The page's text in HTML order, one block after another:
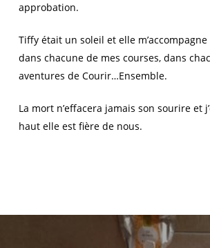
approbation.
Tiffy était un soleil et elle
dans chacune de mes courses, dans
aventures de Courir…Ensemble.
La mort n’effacera jamais son sourire et
haut elle est fière de nous.